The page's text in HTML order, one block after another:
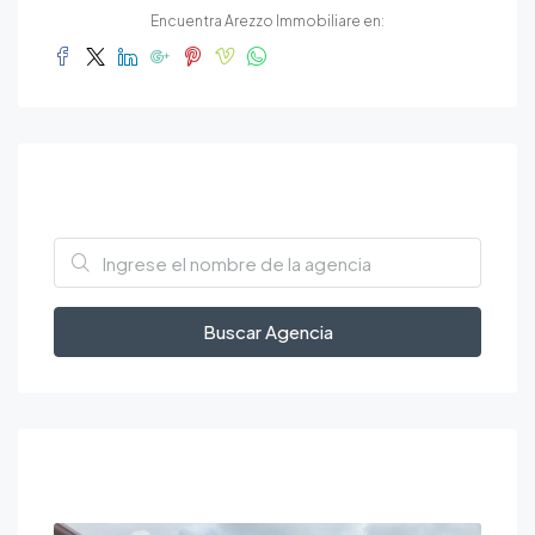
Encuentra Arezzo Immobiliare en:
Buscar Agencia